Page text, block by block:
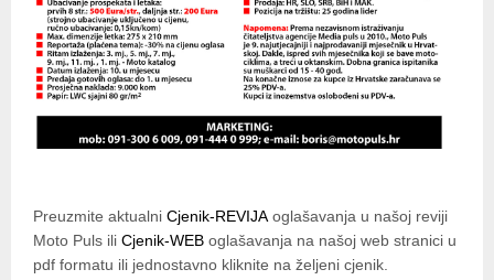
Preuzmite aktualni Cjenik-REVIJA oglašavanja u našoj reviji
Moto Puls ili Cjenik-WEB oglašavanja na našoj web stranici u
pdf formatu ili jednostavno kliknite na željeni cjenik.